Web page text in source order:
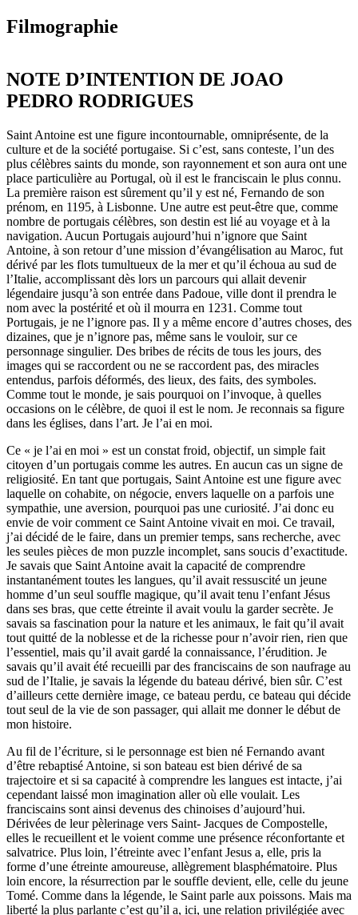
Filmographie
NOTE D’INTENTION DE JOAO
PEDRO RODRIGUES
Saint Antoine est une figure incontournable, omniprésente, de la
culture et de la société portugaise. Si c’est, sans conteste, l’un des
plus célèbres saints du monde, son rayonnement et son aura ont une
place particulière au Portugal, où il est le franciscain le plus connu.
La première raison est sûrement qu’il y est né, Fernando de son
prénom, en 1195, à Lisbonne. Une autre est peut-être que, comme
nombre de portugais célèbres, son destin est lié au voyage et à la
navigation. Aucun Portugais aujourd’hui n’ignore que Saint
Antoine, à son retour d’une mission d’évangélisation au Maroc, fut
dérivé par les flots tumultueux de la mer et qu’il échoua au sud de
l’Italie, accomplissant dès lors un parcours qui allait devenir
légendaire jusqu’à son entrée dans Padoue, ville dont il prendra le
nom avec la postérité et où il mourra en 1231. Comme tout
Portugais, je ne l’ignore pas. Il y a même encore d’autres choses, des
dizaines, que je n’ignore pas, même sans le vouloir, sur ce
personnage singulier. Des bribes de récits de tous les jours, des
images qui se raccordent ou ne se raccordent pas, des miracles
entendus, parfois déformés, des lieux, des faits, des symboles.
Comme tout le monde, je sais pourquoi on l’invoque, à quelles
occasions on le célèbre, de quoi il est le nom. Je reconnais sa figure
dans les églises, dans l’art. Je l’ai en moi.
Ce « je l’ai en moi » est un constat froid, objectif, un simple fait
citoyen d’un portugais comme les autres. En aucun cas un signe de
religiosité. En tant que portugais, Saint Antoine est une figure avec
laquelle on cohabite, on négocie, envers laquelle on a parfois une
sympathie, une aversion, pourquoi pas une curiosité. J’ai donc eu
envie de voir comment ce Saint Antoine vivait en moi. Ce travail,
j’ai décidé de le faire, dans un premier temps, sans recherche, avec
les seules pièces de mon puzzle incomplet, sans soucis d’exactitude.
Je savais que Saint Antoine avait la capacité de comprendre
instantanément toutes les langues, qu’il avait ressuscité un jeune
homme d’un seul souffle magique, qu’il avait tenu l’enfant Jésus
dans ses bras, que cette étreinte il avait voulu la garder secrète. Je
savais sa fascination pour la nature et les animaux, le fait qu’il avait
tout quitté de la noblesse et de la richesse pour n’avoir rien, rien que
l’essentiel, mais qu’il avait gardé la connaissance, l’érudition. Je
savais qu’il avait été recueilli par des franciscains de son naufrage au
sud de l’Italie, je savais la légende du bateau dérivé, bien sûr. C’est
d’ailleurs cette dernière image, ce bateau perdu, ce bateau qui décide
tout seul de la vie de son passager, qui allait me donner le début de
mon histoire.
Au fil de l’écriture, si le personnage est bien né Fernando avant
d’être rebaptisé Antoine, si son bateau est bien dérivé de sa
trajectoire et si sa capacité à comprendre les langues est intacte, j’ai
cependant laissé mon imagination aller où elle voulait. Les
franciscains sont ainsi devenus des chinoises d’aujourd’hui.
Dérivées de leur pèlerinage vers Saint- Jacques de Compostelle,
elles le recueillent et le voient comme une présence réconfortante et
salvatrice. Plus loin, l’étreinte avec l’enfant Jesus a, elle, pris la
forme d’une étreinte amoureuse, allègrement blasphématoire. Plus
loin encore, la résurrection par le souffle devient, elle, celle du jeune
Tomé. Comme dans la légende, le Saint parle aux poissons. Mais ma
liberté la plus parlante c’est qu’il a, ici, une relation privilégiée avec